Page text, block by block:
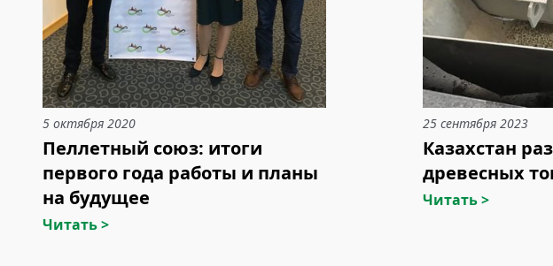
5 октября 2020
Пеллетный союз: итоги
первого года работы и планы
на будущее
Читать >
25 сентября 2023
Казахстан
древесных
Читать >